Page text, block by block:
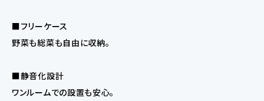
■フリーケース
野菜も総菜も自由に収納。
■静音化設計
ワンルームでの設置も安心。